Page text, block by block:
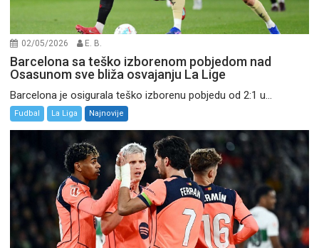
02/05/2026 E. B.
Barcelona sa teško izborenom pobjedom nad
Osasunom sve bliža osvajanju La Lige
Barcelona je osigurala teško izborenu pobjedu od 2:1 u...
Fudbal La Liga Najnovije